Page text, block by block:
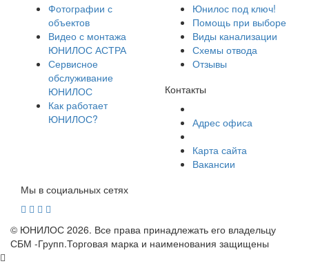
Фотографии с
объектов
Видео с монтажа
ЮНИЛОС АСТРА
Сервисное
обслуживание
ЮНИЛОС
Как работает
ЮНИЛОС?
Юнилос под ключ!
Помощь при выборе
Виды канализации
Схемы отвода
Отзывы
Контакты
Адрес офиса
Карта сайта
Вакансии
Мы в социальных сетях
© ЮНИЛОС 2026. Все права принадлежать его владельцу
СБМ -Групп.Торговая марка и наименования защищены